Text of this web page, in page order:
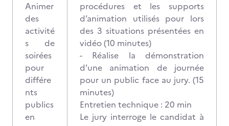
Animer
des
activité
s de
soirées
pour
différe
nts
publics
en
procédures et les supports
d’animation utilisés pour lors
des 3 situations présentées en
vidéo (10 minutes)
- Réalise la démonstration
d’une animation de journée
pour un public face au jury. (15
minutes)
Entretien technique : 20 min
Le jury interroge le candidat à